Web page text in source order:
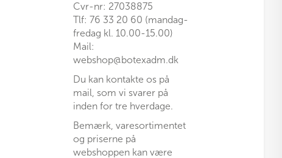
Cvr-nr: 27038875
Tlf: 76 33 20 60 (mandag-
fredag kl. 10.00-15.00)
Mail:
webshop@botexadm.dk
Du kan kontakte os på
mail, som vi svarer på
inden for tre hverdage.
Bemærk, varesortimentet
og priserne på
webshoppen kan være